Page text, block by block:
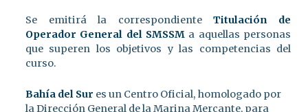
Se emitirá la correspondienteTitulación de
Operador General del SMSSM a aquellas personas
que superen los objetivos y las competencias del
curso.
Bahía del Sur es un Centro Oficial, homologado por
la Dirección General de la Marina Mercante, para